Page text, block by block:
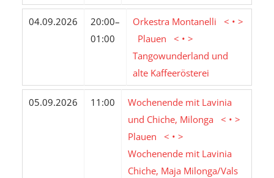
04.09.2026
20:00–
01:00
Orkestra Montanelli < • >
Plauen < • >
Tangowunderland und
alte Kaffeerösterei
05.09.2026 11:00
Wochenende mit Lavinia
und Chiche, Milonga < • >
Plauen < • >
Wochenende mit Lavinia
Chiche, Maja Milonga/Vals